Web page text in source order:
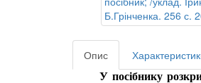
Опис
У посібнику